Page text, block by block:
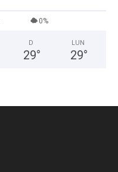
0%
D
29°
LUN
29°